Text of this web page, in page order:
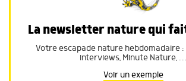
La newsletter nature qui
Votre escapade nature hebdomadaire
interviews, Minute Nature, …
Voir un exemple